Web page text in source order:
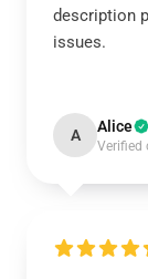
description
issues.
A Alice
Verified